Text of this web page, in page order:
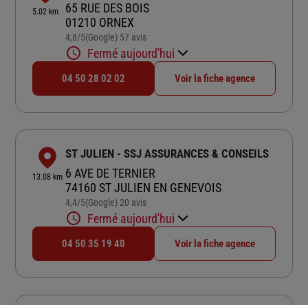
5.02 km
65 RUE DES BOIS
01210 ORNEX
4,8/5Note de 4.8 sur 5
(Google) 57 avis
Fermé aujourd'hui
04 50 28 02 02 Voir la fiche agence
13.08 km
ST JULIEN - SSJ ASSURANCES & CONSEILS
6 AVE DE TERNIER
74160 ST JULIEN EN GENEVOIS
4,4/5Note de 4.4 sur 5
(Google) 20 avis
Fermé aujourd'hui
04 50 35 19 40 Voir la fiche agence